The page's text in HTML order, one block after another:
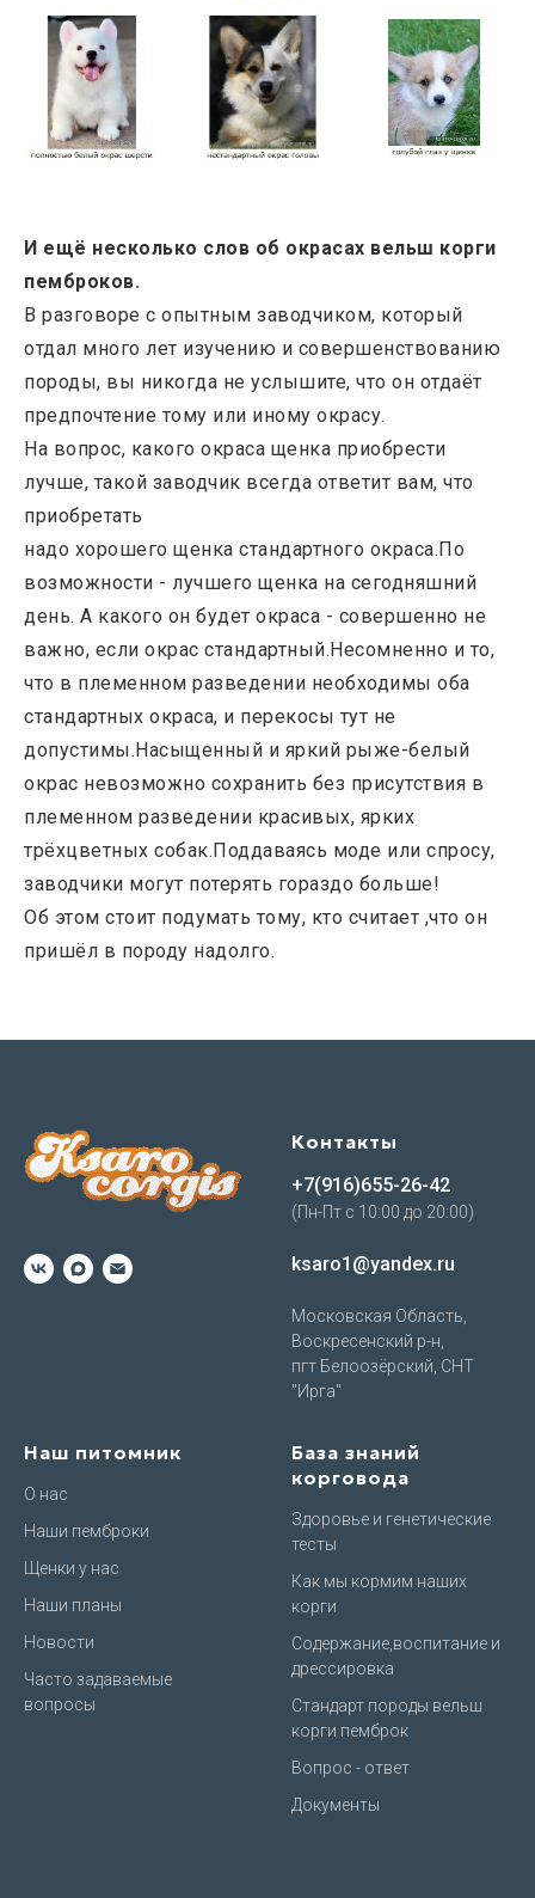
И ещё несколько слов об окрасах вельш корги
пемброков.
В разговоре с опытным заводчиком, который
отдал много лет изучению и совершенствованию
породы, вы никогда не услышите, что он отдаёт
предпочтение тому или иному окрасу.
На вопрос, какого окраса щенка приобрести
лучше, такой заводчик всегда ответит вам, что
приобретать
надо хорошего щенка стандартного окраса.По
возможности - лучшего щенка на сегодняшний
день. А какого он будет окраса - совершенно не
важно, если окрас стандартный.Несомненно и то,
что в племенном разведении необходимы оба
стандартных окраса, и перекосы тут не
допустимы.Насыщенный и яркий рыже-белый
окрас невозможно сохранить без присутствия в
племенном разведении красивых, ярких
трёхцветных собак.Поддаваясь моде или спросу,
заводчики могут потерять гораздо больше!
Об этом стоит подумать тому, кто считает ,что он
пришёл в породу надолго.
Контакты
+7(916)655-26-42
(Пн-Пт с 10:00 до 20:00)
ksaro1@yandex.ru
Московская Область,
Воскресенский р-н,
пгт Белоозёрский, СНТ
"Ирга"
Наш питомник
О нас
Наши пемброки
Щенки у нас
Наши планы
Новости
Часто задаваемые
вопросы
База знаний
корговода
Здоровье и генетические
тесты
Как мы кормим наших
корги
Содержание,воспитание и
дрессировка
Стандарт породы вельш
корги пемброк
Вопрос - ответ
Документы